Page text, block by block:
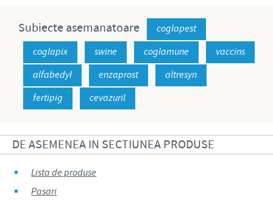
Subiecte asemanatoare
coglapest
coglapix
swine coglamune
vaccins
alfabedyl
enzaprost
altresyn
fertipig
cevazuril
DE ASEMENEA IN SECTIUNEA PRODUSE
Lista de produse
Pasari